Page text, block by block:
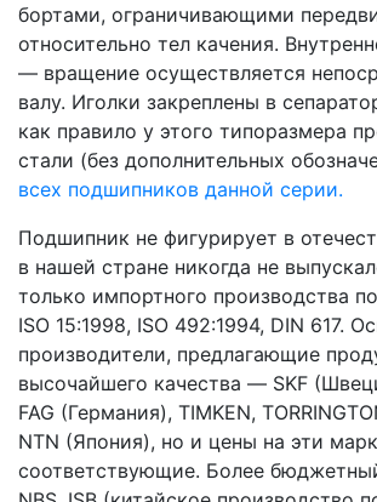
бортами, ограничивающими
относительно тел качения.
— вращение осуществляется
валу. Иголки закреплены в
как правило у этого типоразмера
стали (без дополнительных
всех подшипников данной серии.
Подшипник не фигурирует в
в нашей стране никогда не
только импортного производства
ISO 15:1998, ISO 492:1994, DIN 617.
производители, предлагающие
высочайшего качества — SKF
FAG (Германия), TIMKEN,
NTN (Япония), но и цены на эти
соответствующие. Более